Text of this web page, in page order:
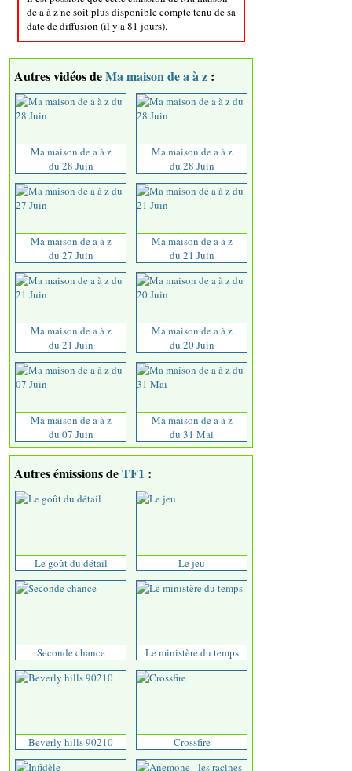
de a à z ne soit plus disponible compte tenu de sa
date de diffusion (il y a 81 jours).
Autres vidéos deMa maison de a à z :
Ma maison de a à z
du 28 Juin
Ma maison de a à z
du 28 Juin
Ma maison de a à z
du 27 Juin
Ma maison de a à z
du 21 Juin
Ma maison de a à z
du 21 Juin
Ma maison de a à z
du 20 Juin
Ma maison de a à z
du 07 Juin
Ma maison de a à z
du 31 Mai
Autres émissions deTF1 :
Le goût du détail Le jeu
Seconde chance Le ministère du temps
Beverly hills 90210 Crossfire